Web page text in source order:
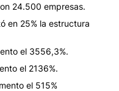
24.500 empresas.
en 25% la estructura
el 3556,3%.
el 2136%.
el 515%